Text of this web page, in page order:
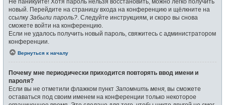
новый. Перейдите на страницу входа на конференцию и щёлкните на
ссылку Забыли пароль? . Следуйте инструкциям, и скоро вы снова
сможете войти на конференцию.
Если не удалось получить новый пароль, свяжитесь с администратором
конференции.
Вернуться к началу
Почему мне периодически приходится повторять ввод имени и
пароля?
Если вы не отметили флажком пункт Запомнить меня , вы сможете
оставаться под своим именем на конференции только некоторое